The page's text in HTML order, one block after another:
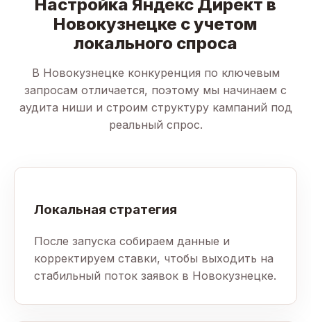
Настройка Яндекс Директ в
Новокузнецке с учетом
локального спроса
В Новокузнецке конкуренция по ключевым
запросам отличается, поэтому мы начинаем с
аудита ниши и строим структуру кампаний под
реальный спрос.
Локальная стратегия
После запуска собираем данные и
корректируем ставки, чтобы выходить на
стабильный поток заявок в Новокузнецке.